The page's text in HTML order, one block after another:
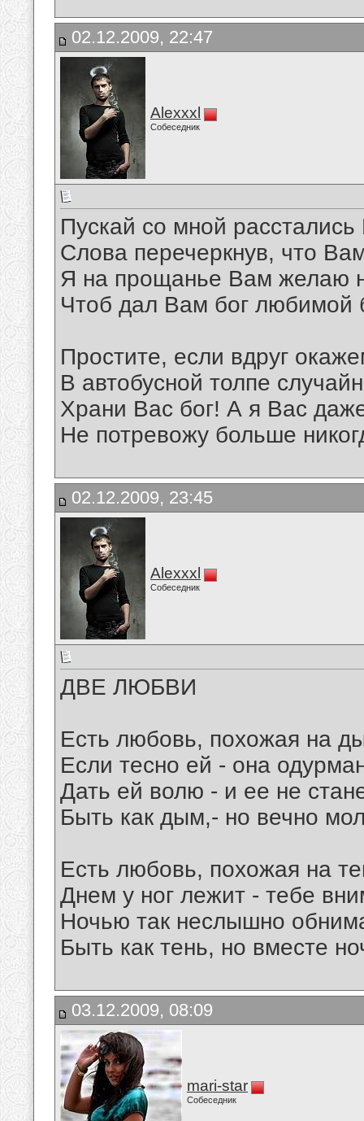
02.12.2009, 22:47
Alexxxl
Собеседник
Пускай со мной
Слова перечеркнув, что
Я на прощанье Вам желаю
Чтоб дал Вам бог любимой
Простите, если вдруг
В автобусной толпе
Храни Вас бог! А я Вас
Не потревожу больше
02.12.2009, 23:45
Alexxxl
Собеседник
ДВЕ ЛЮБВИ
Есть любовь, похожая на
Если тесно ей - она
Дать ей волю - и ее не
Быть как дым,- но вечно
Есть любовь, похожая на
Днем у ног лежит - тебе
Ночью так неслышно
Быть как тень, но вместе
03.12.2009, 08:09
mari-star
Собеседник